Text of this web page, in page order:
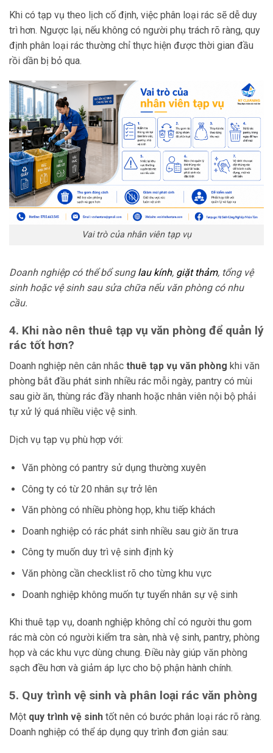
Khi có tạp vụ theo lịch cố định, việc phân loại rác sẽ dễ duy
trì hơn. Ngược lại, nếu không có người phụ trách rõ ràng, quy
định phân loại rác thường chỉ thực hiện được thời gian đầu
rồi dần bị bỏ qua.
Vai trò của nhân viên tạp vụ
Doanh nghiệp có thể bổ sung lau kính, giặt thảm, tổng vệ
sinh hoặc vệ sinh sau sửa chữa nếu văn phòng có nhu
cầu.
4. Khi nào nên thuê tạp vụ văn phòng để quản lý
rác tốt hơn?
Doanh nghiệp nên cân nhắc thuê tạp vụ văn phòng khi văn
phòng bắt đầu phát sinh nhiều rác mỗi ngày, pantry có mùi
sau giờ ăn, thùng rác đầy nhanh hoặc nhân viên nội bộ phải
tự xử lý quá nhiều việc vệ sinh.
Dịch vụ tạp vụ phù hợp với:
Văn phòng có pantry sử dụng thường xuyên
Công ty có từ 20 nhân sự trở lên
Văn phòng có nhiều phòng họp, khu tiếp khách
Doanh nghiệp có rác phát sinh nhiều sau giờ ăn trưa
Công ty muốn duy trì vệ sinh định kỳ
Văn phòng cần checklist rõ cho từng khu vực
Doanh nghiệp không muốn tự tuyển nhân sự vệ sinh
Khi thuê tạp vụ, doanh nghiệp không chỉ có người thu gom
rác mà còn có người kiểm tra sàn, nhà vệ sinh, pantry, phòng
họp và các khu vực dùng chung. Điều này giúp văn phòng
sạch đều hơn và giảm áp lực cho bộ phận hành chính.
5. Quy trình vệ sinh và phân loại rác văn phòng
Một quy trình vệ sinh tốt nên có bước phân loại rác rõ ràng.
Doanh nghiệp có thể áp dụng quy trình đơn giản sau: